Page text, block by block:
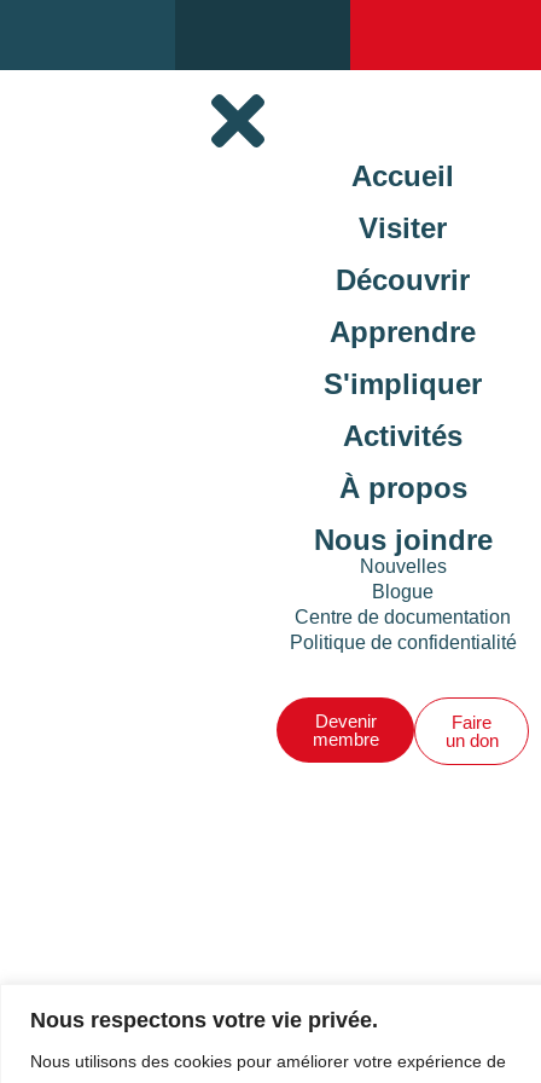
Nous respectons votre vie privée.
Nous utilisons des cookies pour améliorer votre expérience de
Accueil
Visiter
Découvrir
Apprendre
S'impliquer
Activités
À propos
Nous joindre
Nouvelles
Blogue
Centre de documentation
Politique de confidentialité
Devenir
membre
Faire
un don